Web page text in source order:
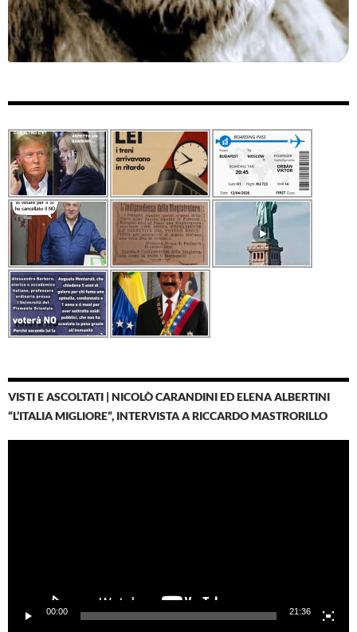
VISTI E ASCOLTATI | NICOLÒ CARANDINI ED ELENA ALBERTINI
“L’ITALIA MIGLIORE”, INTERVISTA A RICCARDO MASTRORILLO
00:00 21:36